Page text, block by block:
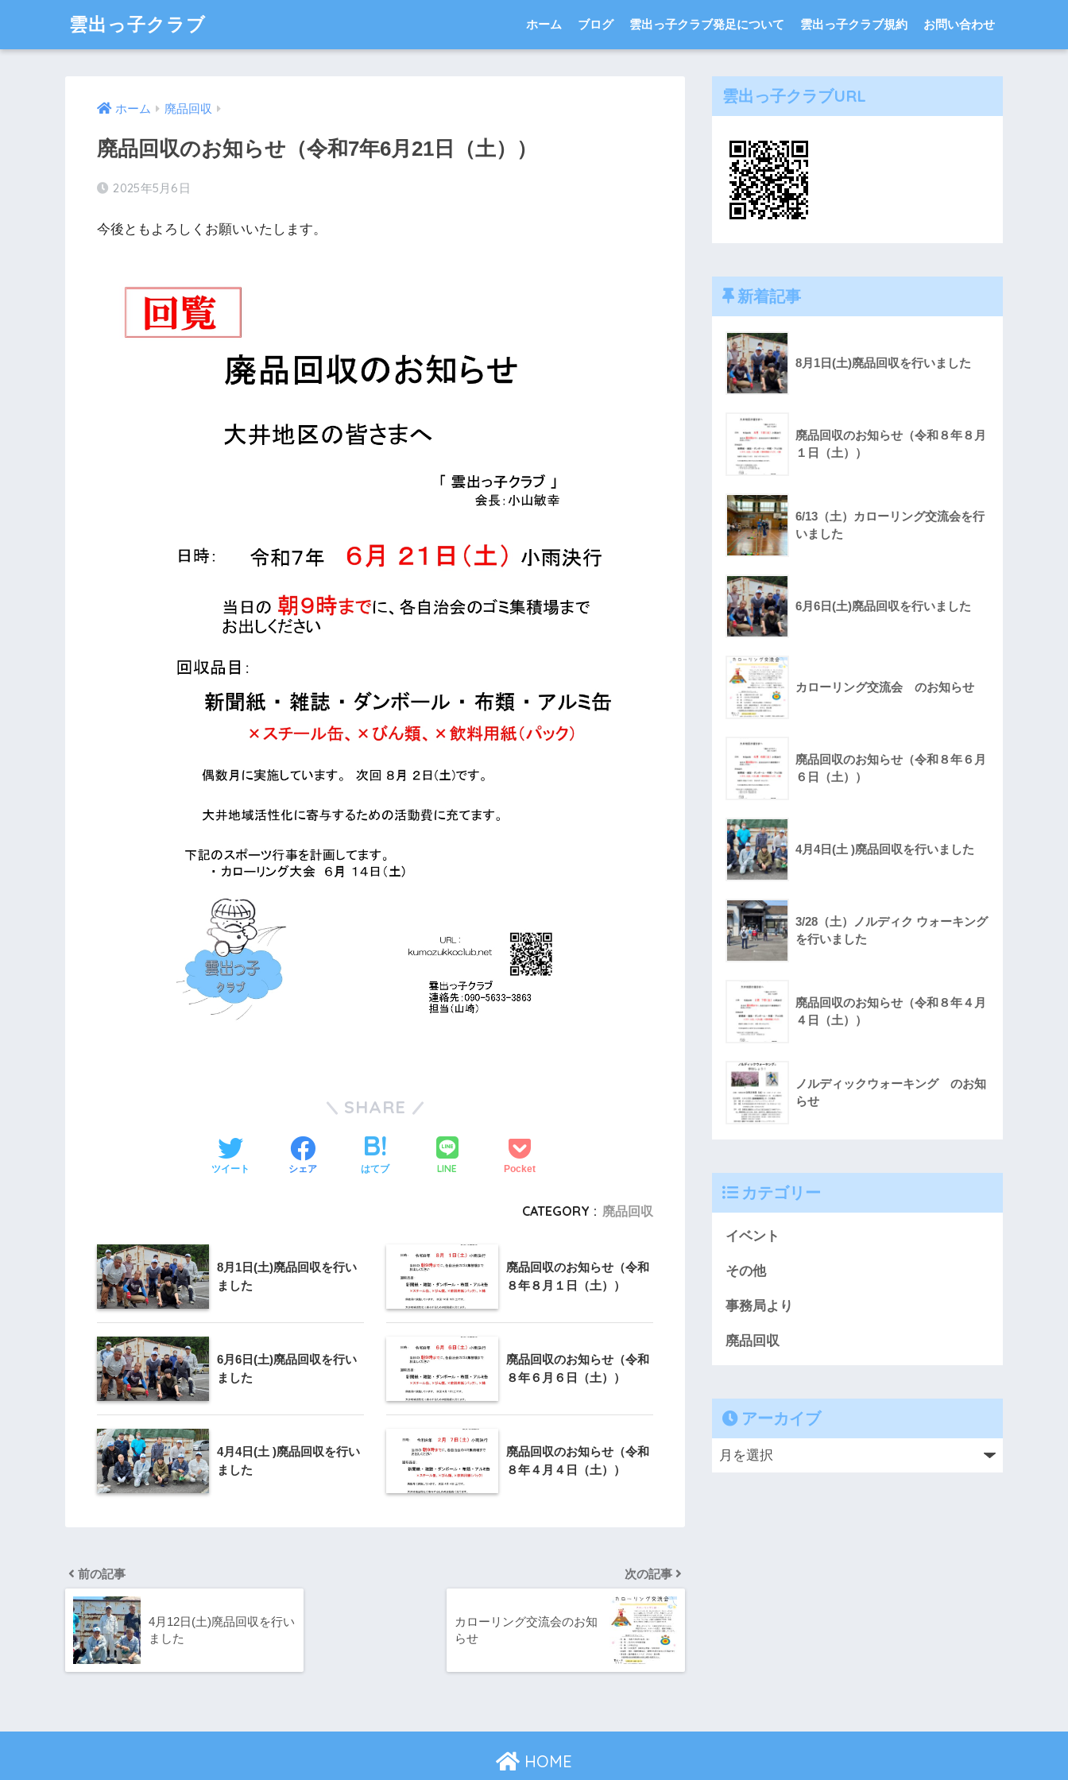
雲出っ子クラブ ホーム ブログ 雲出っ子クラブ発足について 雲出っ子クラブ規約 お問い合わせ
ホーム 廃品回収
廃品回収のお知らせ（令和7年6月21日（土））
2025年5月6日
今後ともよろしくお願いいたします。
SHARE
ツイート シェア はてブ LINE Pocket
CATEGORY : 廃品回収
8月1日(土)廃品回収を行い
ました
廃品回収のお知らせ（令和
８年８月１日（土））
6月6日(土)廃品回収を行い
ました
廃品回収のお知らせ（令和
８年６月６日（土））
4月4日(土 )廃品回収を行い
ました
廃品回収のお知らせ（令和
８年４月４日（土））
前の記事
4月12日(土)廃品回収を行い
ました
次の記事
カローリング交流会のお知
らせ
雲出っ子クラブURL
新着記事
8月1日(土)廃品回収を行いました
廃品回収のお知らせ（令和８年８月
１日（土））
6/13（土）カローリング交流会を行
いました
6月6日(土)廃品回収を行いました
カローリング交流会 のお知らせ
廃品回収のお知らせ（令和８年６月
６日（土））
4月4日(土 )廃品回収を行いました
3/28（土）ノルディク ウォーキング
を行いました
廃品回収のお知らせ（令和８年４月
４日（土））
ノルディックウォーキング のお知
らせ
カテゴリー
イベント
その他
事務局より
廃品回収
アーカイブ
HOME